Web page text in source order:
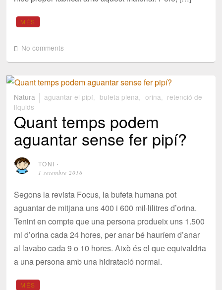
MÉS
No comments
Natura aguantar el pipí bufeta plena orina
retenció de
líquids
Quant temps podem
aguantar sense fer pipí?
TONI ⋅
1 setembre 2016
Segons la revista Focus, la bufeta humana pot
aguantar de mitjana uns 400 i 600 mil·lilitres d’orina.
Tenint en compte que una persona produeix uns 1.500
ml d’orina cada 24 hores, per anar bé hauríem d’anar
al lavabo cada 9 o 10 hores. Això és el que equivaldria
a una persona amb una hidratació normal.
MÉS